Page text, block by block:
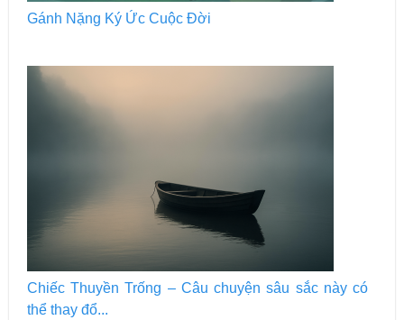
Gánh Nặng Ký Ức Cuộc Đời
Chiếc Thuyền Trống – Câu chuyện sâu sắc này có
thể thay đổ...